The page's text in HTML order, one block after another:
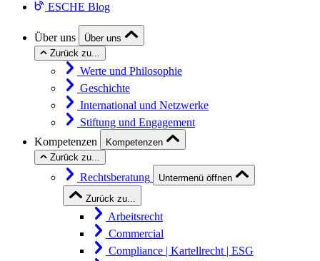
ESCHE Blog
Über uns
Über uns
Zurück zu...
Werte und Philosophie
Geschichte
International und Netzwerke
Stiftung und Engagement
Kompetenzen
Kompetenzen
Zurück zu...
Rechtsberatung
Untermenü öffnen
Zurück zu...
Arbeitsrecht
Commercial
Compliance | Kartellrecht | ESG